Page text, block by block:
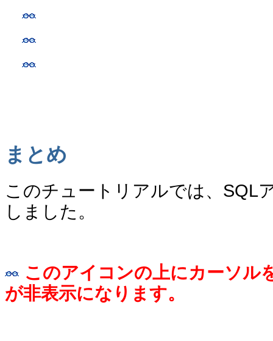
まとめ
このチュートリアルでは、SQL
しました。
このアイコンの上にカーソル
が非表示になります。